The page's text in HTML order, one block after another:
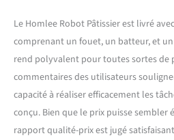
Le Homlee Robot Pâtissier est livré
comprenant un fouet, un batteur, et
rend polyvalent pour toutes sortes de
commentaires des utilisateurs
capacité à réaliser efficacement les
conçu. Bien que le prix puisse sembler
rapport qualité-prix est jugé